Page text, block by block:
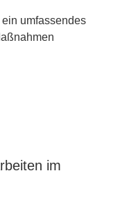
umfassendes
im